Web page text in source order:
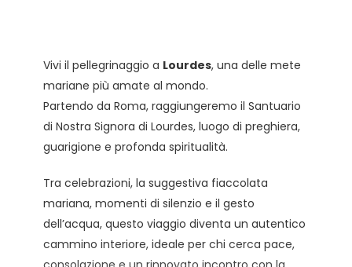
Vivi il pellegrinaggio a Lourdes, una delle mete
mariane più amate al mondo.
Partendo da Roma, raggiungeremo il Santuario
di Nostra Signora di Lourdes, luogo di preghiera,
guarigione e profonda spiritualità.
Tra celebrazioni, la suggestiva fiaccolata
mariana, momenti di silenzio e il gesto
dell’acqua, questo viaggio diventa un autentico
cammino interiore, ideale per chi cerca pace,